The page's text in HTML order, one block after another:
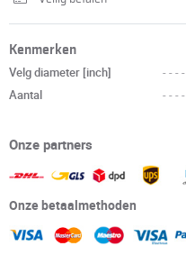
Kenmerken
Velg diameter [inch] ----
Aantal
----
Onze partners
Onze betaalmethoden